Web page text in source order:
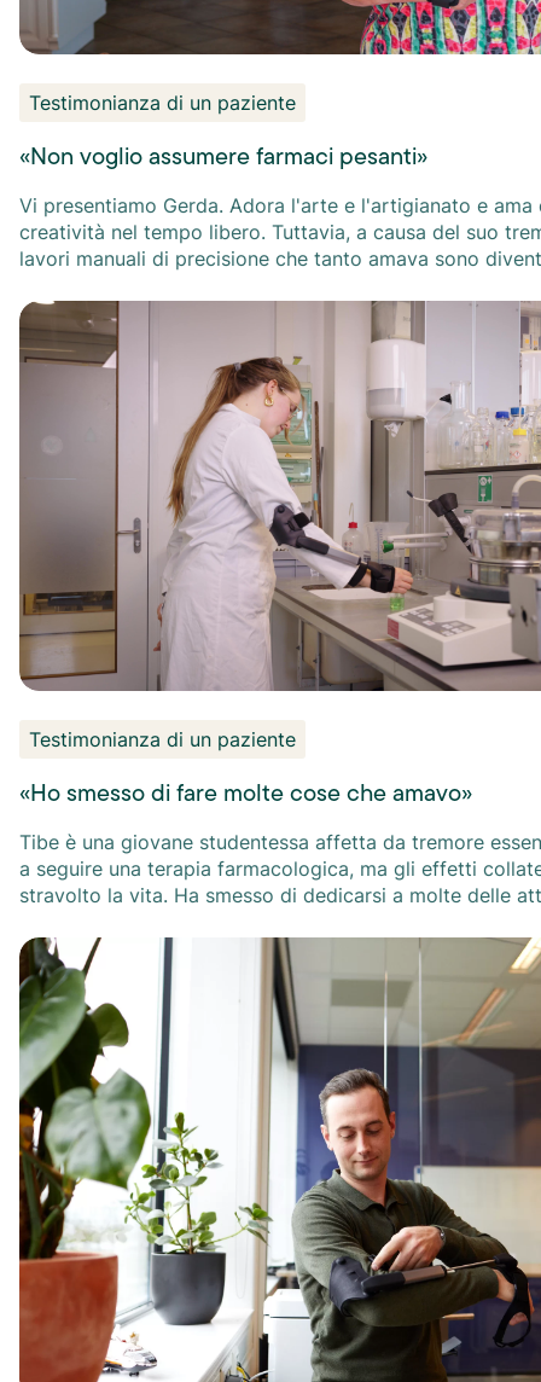
Testimonianza di un paziente
«Non voglio assumere farmaci pesanti»
Vi presentiamo Gerda. Adora l'arte e l'artigianato e ama
creatività nel tempo libero. Tuttavia, a causa del suo
lavori manuali di precisione che tanto amava sono
Control™ l'abbia aiutata a...
Testimonianza di un paziente
«Ho smesso di fare molte cose che amavo»
Tibe è una giovane studentessa affetta da tremore
a seguire una terapia farmacologica, ma gli effetti
stravolto la vita. Ha smesso di dedicarsi a molte delle attività che amava,